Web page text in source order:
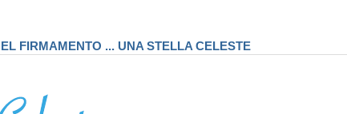
FIRMAMENTO ... UNA STELLA CELESTE